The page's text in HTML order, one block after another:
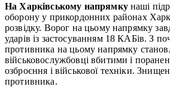
На Харківському напрямкунаші
оборону у прикордонних районах
розвідку. Ворог на цьому напрямку
ударів із застосуванням 18 КАБів. З
противника на цьому напрямку
військовослужбовці вбитими і
озброєння і військової техніки.
противника.